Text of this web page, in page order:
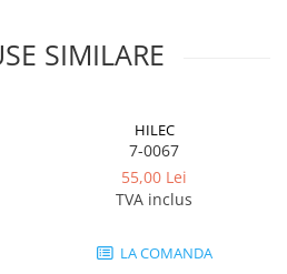
SIMILARE
HILEC
7-0067
55,00 Lei
TVA inclus
LA COMANDA